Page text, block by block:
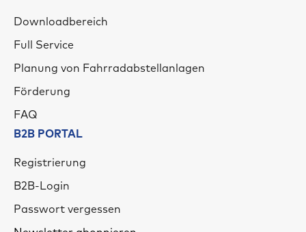
Downloadbereich
Full Service
Planung von Fahrradabstellanlagen
Förderung
FAQ
B2B PORTAL
Registrierung
B2B-Login
Passwort vergessen